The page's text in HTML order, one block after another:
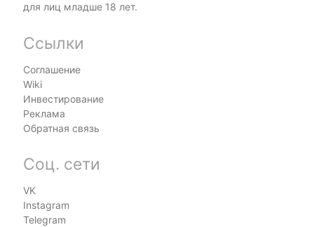
для лиц младше 18 лет.
Ссылки
Соглашение
Wiki
Инвестирование
Реклама
Обратная связь
Соц. сети
VK
Instagram
Telegram